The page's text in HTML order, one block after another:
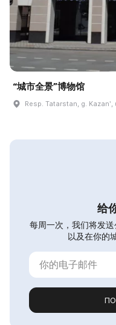
“城市全景”博物馆
Resp. Tatarstan, g.
给
每周一次，我们将发送
以及在你的